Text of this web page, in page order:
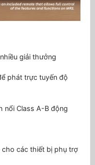
giải thưởng
phát trực tuyến độ
nổi Class A-B động
các thiết bị phụ trợ